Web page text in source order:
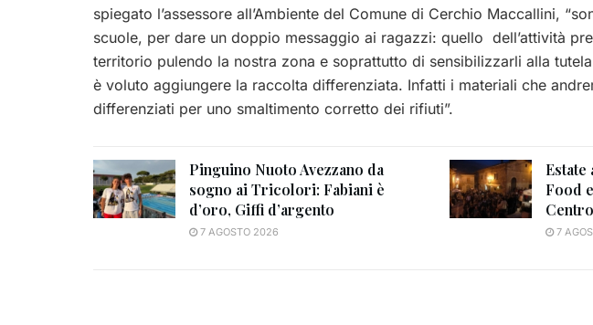
spiegato l’assessore all’Ambiente del Comune di Cerchio Maccallini,
scuole, per dare un doppio messaggio ai ragazzi: quello dell’attività
territorio pulendo la nostra zona e soprattutto di sensibilizzarli alla tutela
è voluto aggiungere la raccolta differenziata. Infatti i materiali che
differenziati per uno smaltimento corretto dei rifiuti”.
Pinguino Nuoto Avezzano da
sogno ai Tricolori: Fabiani è
d’oro, Giffi d’argento
7 AGOSTO 2026
Estate
Food
7